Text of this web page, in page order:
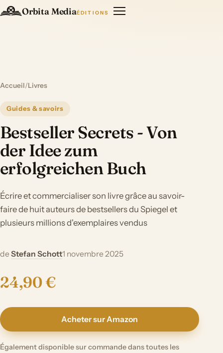
Orbita MediaÉDITIONS
Accueil/Livres
Guides & savoirs
Bestseller Secrets - Von
der Idee zum
erfolgreichen Buch
Écrire et commercialiser son livre grâce au savoir-
faire de huit auteurs de bestsellers du Spiegel et
plusieurs millions d'exemplaires vendus
deStefan Schott1 novembre 2025
24,90 €
Acheter sur Amazon
Également disponible sur commande dans toutes les